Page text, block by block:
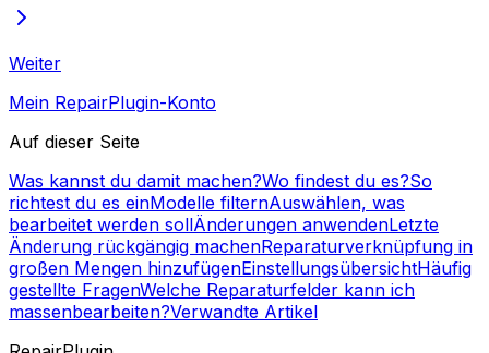
Weiter
Mein RepairPlugin-Konto
Auf dieser Seite
Was kannst du damit machen?Wo findest du es?So
richtest du es einModelle filternAuswählen, was
bearbeitet werden sollÄnderungen anwendenLetzte
Änderung rückgängig machenReparaturverknüpfung in
großen Mengen hinzufügenEinstellungsübersichtHäufig
gestellte FragenWelche Reparaturfelder kann ich
massenbearbeiten?Verwandte Artikel